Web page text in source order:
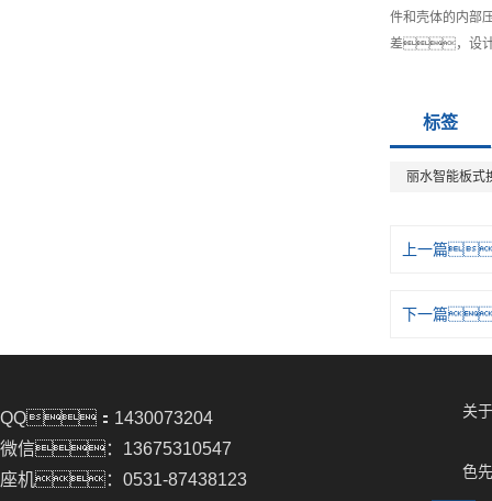
件和壳体的内
差，设
标签
丽水智能板式
上一篇
下一篇
QQ：1430073204
微信：13675310547
座机：0531-87438123
关
色